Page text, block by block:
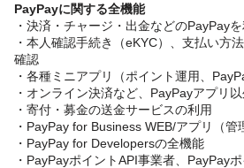
PayPayに関する全機能
・決済・チャージ・出金などのPayPayを
・本人確認手続き（eKYC）、支払い方
確認
・各種ミニアプリ（ポイント運用、
・オンライン決済など、PayPayアプリ
・寄付・募金の送金サービスの利用
・PayPay for Business WEB/アプリ（
・PayPay for Developersの全機能
・PayPayポイントAPI事業者、PayPay